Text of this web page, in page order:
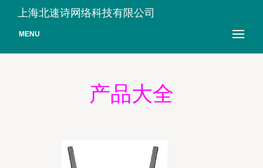
上海北速诗网络科技有限公司
MENU
产品大全